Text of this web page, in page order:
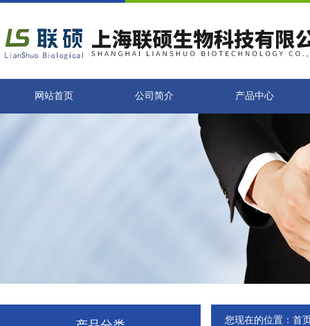
网站首页 公司简介 产品中心
您现在的位置： 首